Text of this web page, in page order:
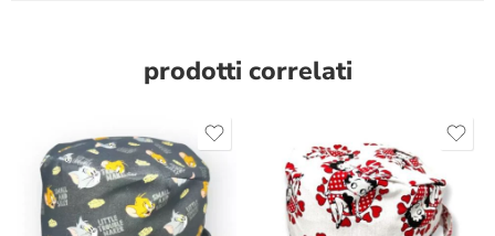
prodotti correlati